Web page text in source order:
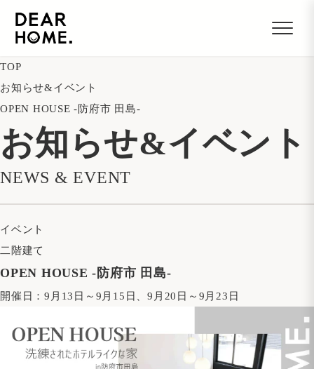
TOP
お知らせ&イベント
OPEN HOUSE -防府市 田島-
お知らせ&イベント
NEWS & EVENT
イベント
二階建て
OPEN HOUSE -防府市 田島-
開催日： 9月13日～9月15日、9月20日～9月23日